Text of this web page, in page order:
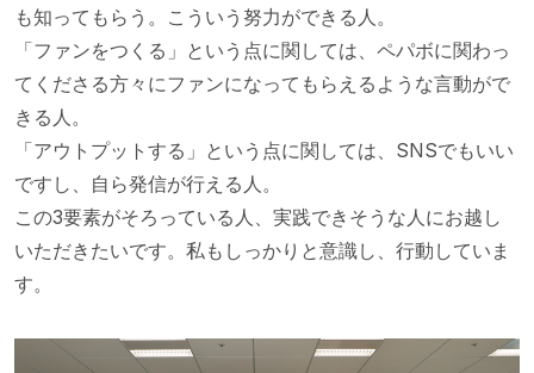
も知ってもらう。こういう努力ができる人。
「ファンをつくる」という点に関しては、ペパボに関わっ
てくださる方々にファンになってもらえるような言動がで
きる人。
「アウトプットする」という点に関しては、SNSでもいい
ですし、自ら発信が行える人。
この3要素がそろっている人、実践できそうな人にお越し
いただきたいです。私もしっかりと意識し、行動していま
す。